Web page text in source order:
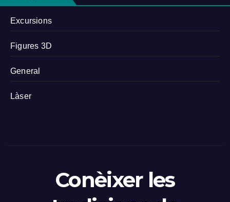
Excursions
Figures 3D
General
Làser
Conèixer les